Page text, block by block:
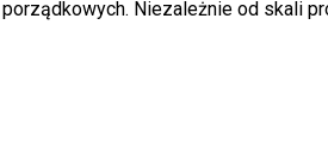
Niezależnie od skali